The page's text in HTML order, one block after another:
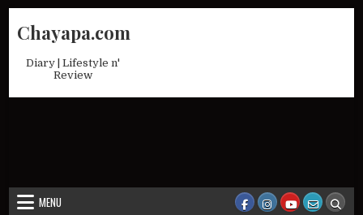
Chayapa.com
Diary | Lifestyle n'
Review
MENU